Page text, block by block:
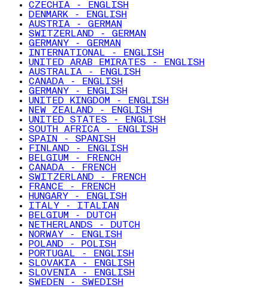
CZECHIA - ENGLISH
DENMARK - ENGLISH
AUSTRIA - GERMAN
SWITZERLAND - GERMAN
GERMANY - GERMAN
INTERNATIONAL - ENGLISH
UNITED ARAB EMIRATES - ENGLISH
AUSTRALIA - ENGLISH
CANADA - ENGLISH
GERMANY - ENGLISH
UNITED KINGDOM - ENGLISH
NEW ZEALAND - ENGLISH
UNITED STATES - ENGLISH
SOUTH AFRICA - ENGLISH
SPAIN - SPANISH
FINLAND - ENGLISH
BELGIUM - FRENCH
CANADA - FRENCH
SWITZERLAND - FRENCH
FRANCE - FRENCH
HUNGARY - ENGLISH
ITALY - ITALIAN
BELGIUM - DUTCH
NETHERLANDS - DUTCH
NORWAY - ENGLISH
POLAND - POLISH
PORTUGAL - ENGLISH
SLOVAKIA - ENGLISH
SLOVENIA - ENGLISH
SWEDEN - SWEDISH